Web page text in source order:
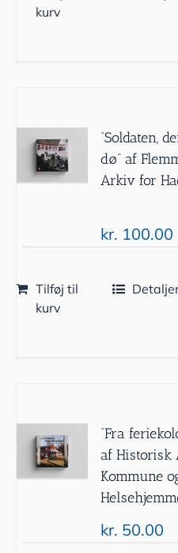
kurv
”Soldaten,
dø” af
Arkiv for
kr. 100.00
Tilføj til
kurv
”Fra
af Historisk
Kommune
kr. 50.00